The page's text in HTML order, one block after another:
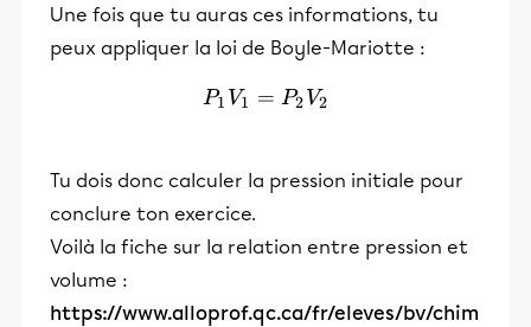
Une fois que tu auras ces informations, tu
peux appliquer la loi de Boyle-Mariotte :
P_1 V_1 = P_2 V_2
P1 V1 = P2 V2
Tu dois donc calculer la pression initiale pour
conclure ton exercice.
Voilà la fiche sur la relation entre pression et
volume :
https://www.alloprof.qc.ca/fr/eleves/bv/chim